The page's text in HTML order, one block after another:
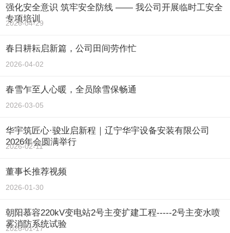
强化安全意识 筑牢安全防线 —— 我公司开展临时工安全
专项培训
2026-04-29
春日耕耘启新篇，公司田间劳作忙
2026-04-02
春雪乍至人心暖，全员除雪保畅通
2026-03-05
华宇筑匠心·骏业启新程｜辽宁华宇设备安装有限公司
2026年会圆满举行
2026-02-11
董事长推荐视频
2026-01-30
朝阳慕容220kV变电站2号主变扩建工程-----2号主变水喷
雾消防系统试验
2026-01-17